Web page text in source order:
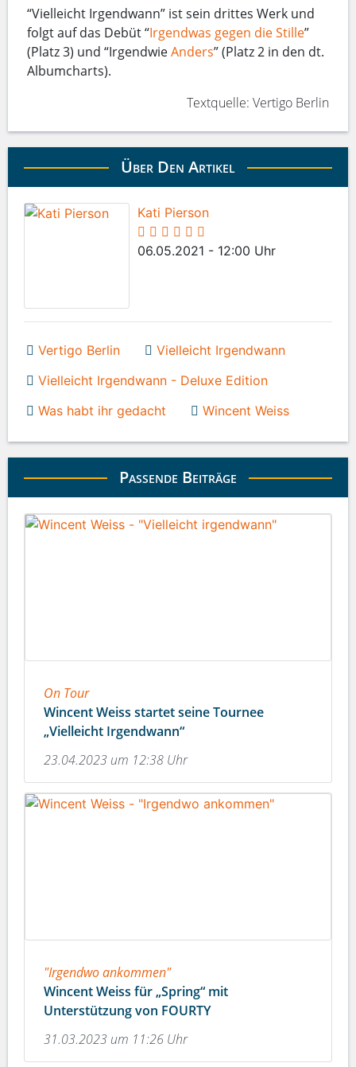
“Vielleicht Irgendwann” ist sein drittes Werk und
folgt auf das Debüt “Irgendwas gegen die Stille”
(Platz 3) und “IrgendwieAnders” (Platz 2 in den dt.
Albumcharts).
Textquelle: Vertigo Berlin
Über Den Artikel
Kati Pierson
06.05.2021 - 12:00 Uhr
Vertigo Berlin
Vielleicht Irgendwann
Vielleicht Irgendwann - Deluxe Edition
Was habt ihr gedacht
Wincent Weiss
Passende Beiträge
On Tour
Wincent Weiss startet seine Tournee
„Vielleicht Irgendwann“
23.04.2023 um 12:38 Uhr
"Irgendwo ankommen"
Wincent Weiss für „Spring“ mit
Unterstützung von FOURTY
31.03.2023 um 11:26 Uhr